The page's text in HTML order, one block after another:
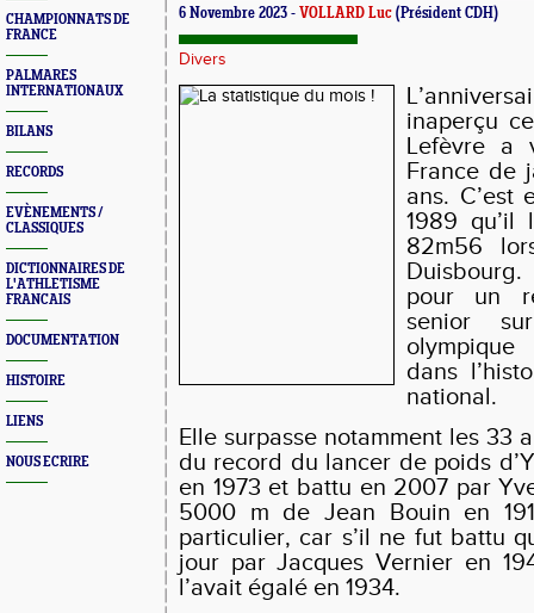
CHAMPIONNATS DE
FRANCE
PALMARES
INTERNATIONAUX
BILANS
RECORDS
EVÈNEMENTS /
CLASSIQUES
DICTIONNAIRES DE
L'ATHLETISME
FRANCAIS
DOCUMENTATION
HISTOIRE
LIENS
NOUS ECRIRE
6 Novembre 2023 - VOLLARD Luc (Président CDH)
Divers
inaperçu
Lefèvre a
France de
ans.
1989 qu’il
82m56
pour un
senior
dans
national.
Elle surpasse notamment les 33
du record du lancer de poids
en 1973 et battu en 2007 par
5000 m de Jean Bouin en
particulier, car s’il ne fut battu
jour par Jacques Vernier en
l’avait égalé en 1934.